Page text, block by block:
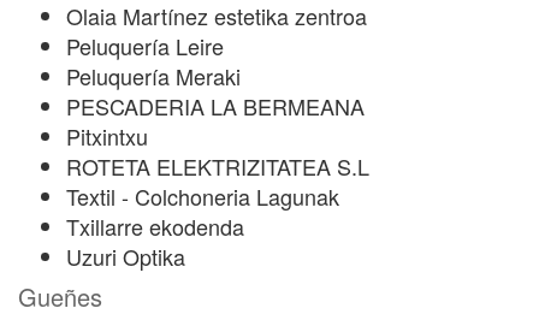
Olaia Martínez estetika zentroa
Peluquería Leire
Peluquería Meraki
PESCADERIA LA BERMEANA
Pitxintxu
ROTETA ELEKTRIZITATEA S.L
Textil - Colchoneria Lagunak
Txillarre ekodenda
Uzuri Optika
Gueñes